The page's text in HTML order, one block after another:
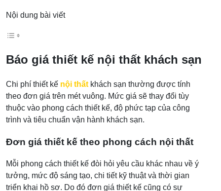
Nội dung bài viết
Báo giá thiết kế nội thất khách sạn
Chi phí thiết kế nội thất khách sạn thường được tính
theo đơn giá trên mét vuông. Mức giá sẽ thay đổi tùy
thuộc vào phong cách thiết kế, độ phức tạp của công
trình và tiêu chuẩn vận hành khách sạn.
Đơn giá thiết kế theo phong cách nội thất
Mỗi phong cách thiết kế đòi hỏi yêu cầu khác nhau về ý
tưởng, mức độ sáng tạo, chi tiết kỹ thuật và thời gian
triển khai hồ sơ. Do đó đơn giá thiết kế cũng có sự